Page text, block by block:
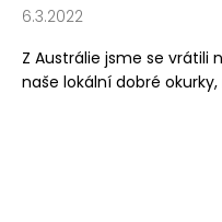
6.3.2022
Z Austrálie jsme se vrátili
naše lokální dobré okurky,